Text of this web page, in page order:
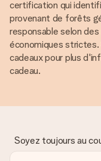
certification qui
provenant de forêts
responsable selon
économiques
cadeaux pour plus
cadeau.
Soyez toujours au